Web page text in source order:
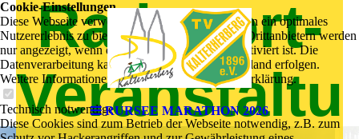
RURSEE MARATHON 2026
Radsport-
Veranstaltu
Cookie-Einstellungen
Diese Webseite verwendet Cookies, um Besuchern ein optimales
Nutzererlebnis zu bieten. Bestimmte Inhalte von Drittanbietern werden
nur angezeigt, wenn die entsprechende Option aktiviert ist. Die
Datenverarbeitung kann dann auch in einem Drittland erfolgen.
Weitere Informationen hierzu in der Datenschutzerklärung.
Technisch notwendige
Diese Cookies sind zum Betrieb der Webseite notwendig, z.B. zum